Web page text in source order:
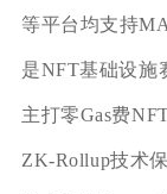
等平台均支持
是NFT基础设施
主打零Gas费
ZK-Rollup技术